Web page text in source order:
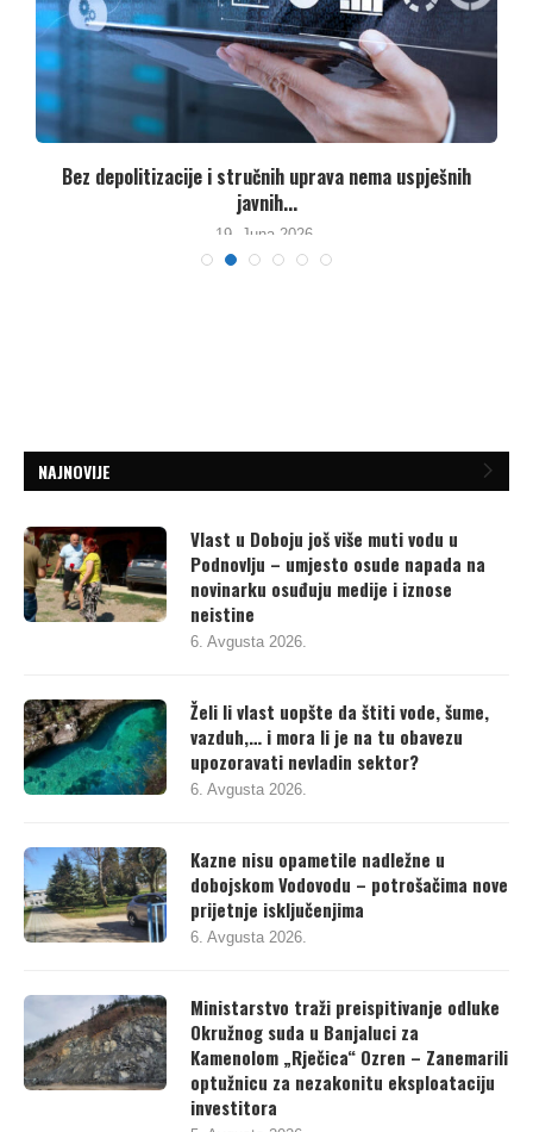
Bez depolitizacije i stručnih uprava nema uspješnih
javnih...
19. Juna 2026.
NAJNOVIJE
Vlast u Doboju još više muti vodu u
Podnovlju – umjesto osude napada na
novinarku osuđuju medije i iznose
neistine
6. Avgusta 2026.
Želi li vlast uopšte da štiti vode, šume,
vazduh,… i mora li je na tu obavezu
upozoravati nevladin sektor?
6. Avgusta 2026.
Kazne nisu opametile nadležne u
dobojskom Vodovodu – potrošačima nove
prijetnje isključenjima
6. Avgusta 2026.
Ministarstvo traži preispitivanje odluke
Okružnog suda u Banjaluci za
Kamenolom „Rječica“ Ozren – Zanemarili
optužnicu za nezakonitu eksploataciju
investitora